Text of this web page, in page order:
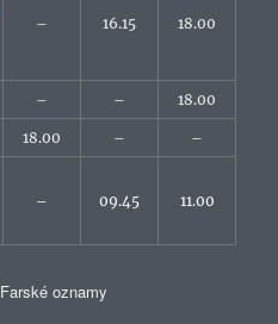
– 16.15 18.00
– – 18.00
18.00 – –
– 09.45 11.00
Kategórie
Farské oznamy